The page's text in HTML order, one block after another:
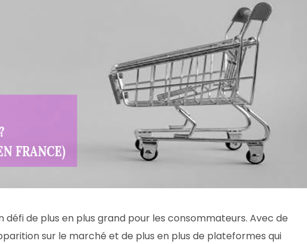
défi de plus en plus grand pour les consommateurs. Avec de
sur le marché et de plus en plus de plateformes qui